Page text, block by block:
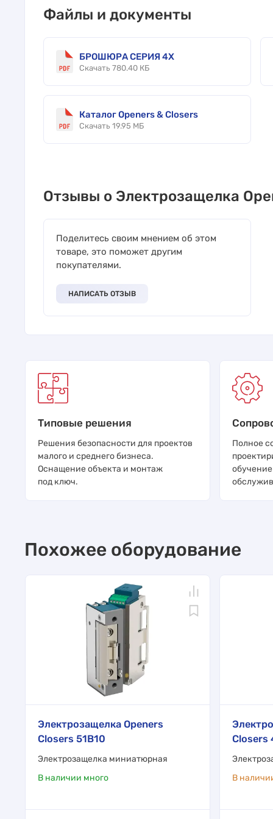
Файлы и документы
БРОШЮРА СЕРИЯ 4X
Скачать 780.40 КБ
Каталог Openers & Closers
Скачать 19.95 МБ
Отзывы о Электрозащелка
Поделитесь своим мнением об этом
товаре, это поможет другим
покупателями.
НАПИСАТЬ ОТЗЫВ
Типовые решения
Решения безопасности для проектов
малого и среднего бизнеса.
Оснащение объекта и монтаж
под ключ.
Полное
Похожее оборудование
Электрозащелка Openers
Closers 51B10
Электрозащелка миниатюрная
В наличии много
Closers
В